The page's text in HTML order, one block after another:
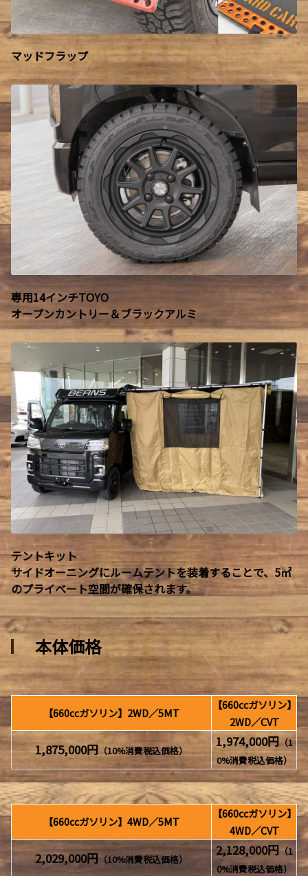
マッドフラップ
専用14インチTOYO
オープンカントリー＆ブラックアルミ
テントキット
サイドオーニングにルームテントを装着することで、5㎡
のプライベート空間が確保されます。
本体価格
【660ccガソリン】2WD／5MT
【660ccガソリン】
2WD／CVT
1,875,000円 （10%消費税込価格）
1,974,000円（1
0%消費税込価格）
【660ccガソリン】4WD／5MT
【660ccガソリン】
4WD／CVT
2,029,000円 （10%消費税込価格）
2,128,000円 （1
0%消費税込価格）